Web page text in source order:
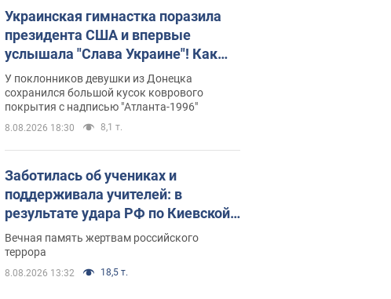
Украинская гимнастка поразила
президента США и впервые
услышала "Слава Украине"! Как
сложилась судьба Подкопаевой,
которая 30 лет назад завоевала
"золото" Олимпиады
У поклонников девушки из Донецка
сохранился большой кусок коврового
покрытия с надписью "Атланта-1996"
8.08.2026 18:30 8,1 т.
Заботилась об учениках и
поддерживала учителей: в
результате удара РФ по Киевской
области погибли директор
киевского лицея, её муж и внук
Вечная память жертвам российского
террора
8.08.2026 13:32 18,5 т.